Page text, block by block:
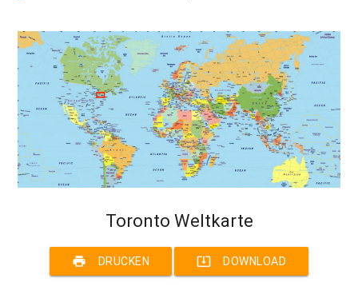
Toronto Weltkarte
print DRUCKEN system_update_alt DOWNLOAD